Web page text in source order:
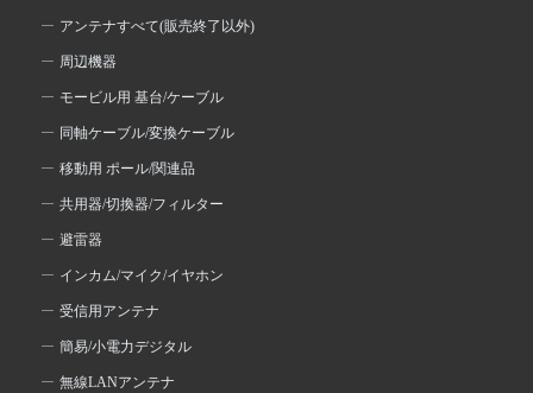
アンテナすべて(販売終了以外)
周辺機器
モービル用 基台/ケーブル
同軸ケーブル/変換ケーブル
移動用 ポール/関連品
共用器/切換器/フィルター
避雷器
インカム/マイク/イヤホン
受信用アンテナ
簡易/小電力デジタル
無線LANアンテナ